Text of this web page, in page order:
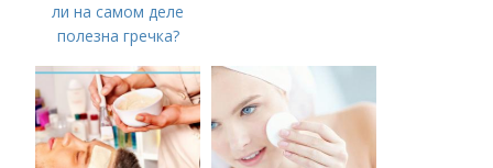
ли на самом деле
полезна гречка?